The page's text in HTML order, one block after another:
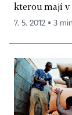
kterou mají
7. 5. 2012 ▪ 3